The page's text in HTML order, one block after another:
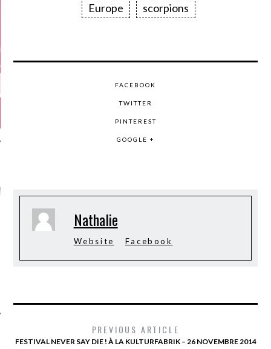
ANNIVERSAIRE
Europe scorpions
FACEBOOK
TWITTER
PINTEREST
GOOGLE +
Nathalie
Website Facebook
PREVIOUS ARTICLE
FESTIVAL NEVER SAY DIE ! À LA KULTURFABRIK – 26 NOVEMBRE 2014